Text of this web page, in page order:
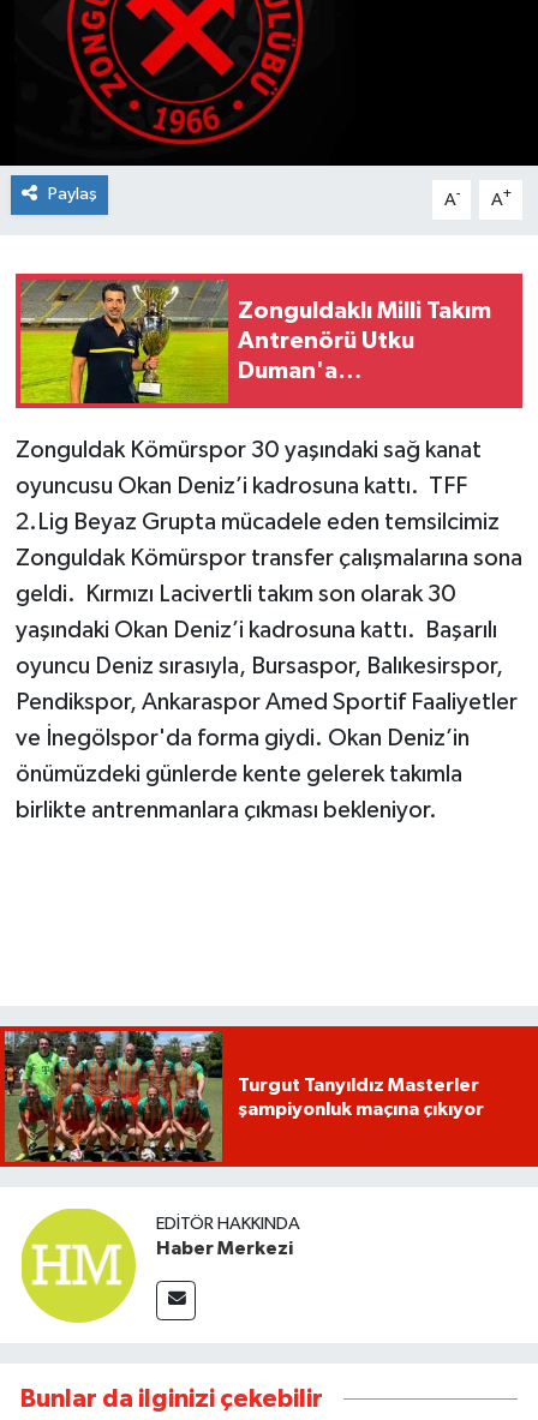
Paylaş A- A+
Zonguldaklı Milli Takım
Antrenörü Utku
Duman'a
Zonguldak Kömürspor 30 yaşındaki sağ kanat
oyuncusu Okan Deniz’i kadrosuna kattı. TFF
2.Lig Beyaz Grupta mücadele eden temsilcimiz
Zonguldak Kömürspor transfer çalışmalarına sona
geldi. Kırmızı Lacivertli takım son olarak 30
yaşındaki Okan Deniz’i kadrosuna kattı. Başarılı
oyuncu Deniz sırasıyla, Bursaspor, Balıkesirspor,
Pendikspor, Ankaraspor Amed Sportif Faaliyetler
ve İnegölspor'da forma giydi. Okan Deniz’in
önümüzdeki günlerde kente gelerek takımla
birlikte antrenmanlara çıkması bekleniyor.
Turgut Tanyıldız Masterler
şampiyonluk maçına çıkıyor
EDITÖR HAKKINDA
Haber Merkezi
Bunlar da ilginizi çekebilir
Siyaset
SPOR
YAŞAM